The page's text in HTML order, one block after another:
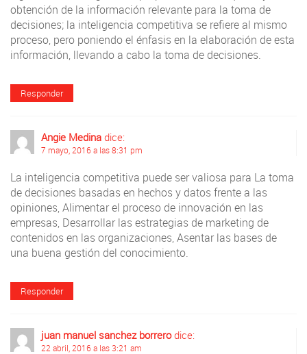
obtención de la información relevante para la toma de
decisiones; la inteligencia competitiva se refiere al mismo
proceso, pero poniendo el énfasis en la elaboración de esta
información, llevando a cabo la toma de decisiones.
Responder
Angie Medina dice:
7 mayo, 2016 a las 8:31 pm
La inteligencia competitiva puede ser valiosa para La toma
de decisiones basadas en hechos y datos frente a las
opiniones, Alimentar el proceso de innovación en las
empresas, Desarrollar las estrategias de marketing de
contenidos en las organizaciones, Asentar las bases de
una buena gestión del conocimiento.
Responder
juan manuel sanchez borrero dice:
22 abril, 2016 a las 3:21 am